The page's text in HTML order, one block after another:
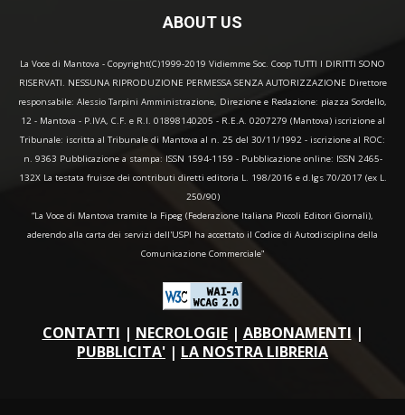
ABOUT US
La Voce di Mantova - Copyright(C)1999-2019 Vidiemme Soc. Coop TUTTI I DIRITTI SONO
RISERVATI. NESSUNA RIPRODUZIONE PERMESSA SENZA AUTORIZZAZIONE Direttore
responsabile: Alessio Tarpini Amministrazione, Direzione e Redazione: piazza Sordello,
12 - Mantova - P.IVA, C.F. e R.I. 01898140205 - R.E.A. 0207279 (Mantova) iscrizione al
Tribunale: iscritta al Tribunale di Mantova al n. 25 del 30/11/1992 - iscrizione al ROC:
n. 9363 Pubblicazione a stampa: ISSN 1594-1159 - Pubblicazione online: ISSN 2465-
132X La testata fruisce dei contributi diretti editoria L. 198/2016 e d.lgs 70/2017 (ex L.
250/90)
“La Voce di Mantova tramite la Fipeg (Federazione Italiana Piccoli Editori Giornali),
aderendo alla carta dei servizi dell'USPI ha accettato il Codice di Autodisciplina della
Comunicazione Commerciale"
CONTATTI | NECROLOGIE| ABBONAMENTI |
PUBBLICITA' | LA NOSTRA LIBRERIA